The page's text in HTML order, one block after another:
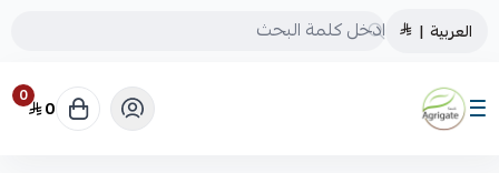
العربية |
Saudiagrigate
0 0